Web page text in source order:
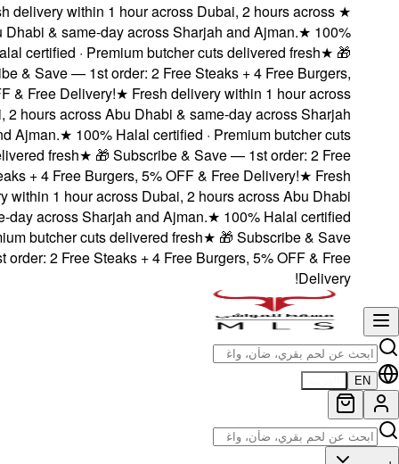
Fresh delivery
Abu Dhabi &
Halal certified ·
Subscribe & Save —
5% OFF & Free
Dubai, 2 hours
and Ajman.
delivered fresh
Steaks + 4 Free
delivery within 1
& same-day across
· Premium butcher
— 1st order: 2 Free